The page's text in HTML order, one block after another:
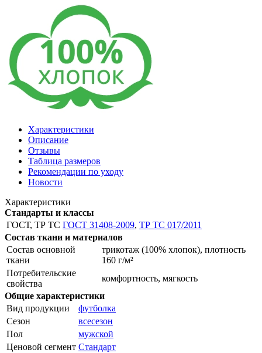
Характеристики
Описание
Отзывы
Таблица размеров
Рекомендации по уходу
Новости
Характеристики
Стандарты и классы
ГОСТ, ТР ТС ГОСТ 31408-2009, ТР ТС 017/2011
Состав ткани и материалов
Состав основной
ткани
трикотаж (100% хлопок), плотность
160 г/м²
Потребительские
свойства
комфортность, мягкость
Общие характеристики
Вид продукции
футболка
Сезон
всесезон
Пол
мужской
Ценовой сегмент Стандарт